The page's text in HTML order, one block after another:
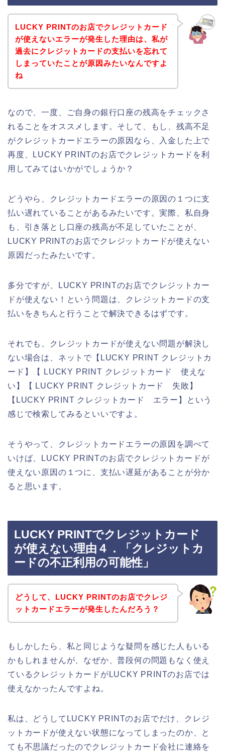
LUCKY PRINTのお店でクレジットカード
が使えないエラーが発生した理由は、私が
過去にクレジットカードの支払いを忘れて
しまっていたことが原因みたいなんですよ
ね
なので、一度、ご自身の銀行口座の残高をチェックさ
れることをオススメします。そして、もし、残高不足
がクレジットカードエラーの原因なら、入金した上で
再度、LUCKY PRINTのお店でクレジットカードを利
用してみてはいかがでしょうか？
どうやら、クレジットカードエラーの原因の１つに支
払い遅れていることがあるみたいです。実際、私自身
も、引き落とし口座の残高が不足していたことが、
LUCKY PRINTのお店でクレジットカードが使えない
原因だったみたいです。
多分ですが、LUCKY PRINTのお店でクレジットカー
ドが使えない！という問題は、クレジットカードの支
払いをきちんと行うことで解決できるはずです。
それでも、クレジットカードが使えない問題が解決し
ない場合は、ネットで【LUCKY PRINT クレジットカ
ード】【 LUCKY PRINT クレジットカード 使えな
い】【 LUCKY PRINT クレジットカード 失敗】
【LUCKY PRINT クレジットカード エラー】という
感じで検索してみるといいですよ。
そうやって、クレジットカードエラーの原因を調べて
いけば、LUCKY PRINTのお店でクレジットカードが
使えない原因の１つに、支払い遅延があることが分か
ると思います。
LUCKY PRINTでクレジットカード
が使えない理由４．「クレジットカ
ードの不正利用の可能性」
どうして、LUCKY PRINTのお店でクレジ
ットカードエラーが発生したんだろう？
もしかしたら、私と同じような疑問を感じた人もいる
かもしれませんが、なぜか、普段何の問題もなく使え
ているクレジットカードがLUCKY PRINTのお店では
使えなかったんですよね。
私は、どうしてLUCKY PRINTのお店でだけ、クレジ
ットカードが使えない状態になってしまったのか、と
ても不思議だったのでクレジットカード会社に連絡を